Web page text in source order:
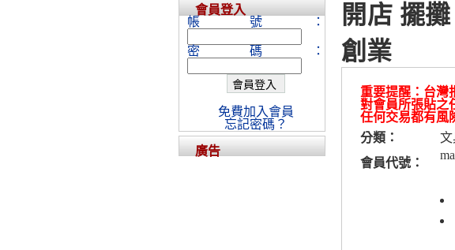
開店 擺
創業
重要提醒：台灣
對會員所張貼之
任何交易都有風
分類：
文
會員代號：
會員登入
帳號：
密碼：
免費加入會員
忘記密碼？
廣告